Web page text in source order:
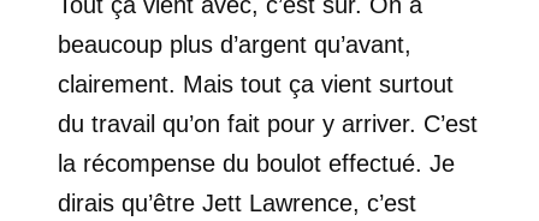
beaucoup plus d’argent qu’avant,
clairement. Mais tout ça vient surtout
du travail qu’on fait pour y arriver. C’est
la récompense du boulot effectué. Je
dirais qu’être Jett Lawrence, c’est